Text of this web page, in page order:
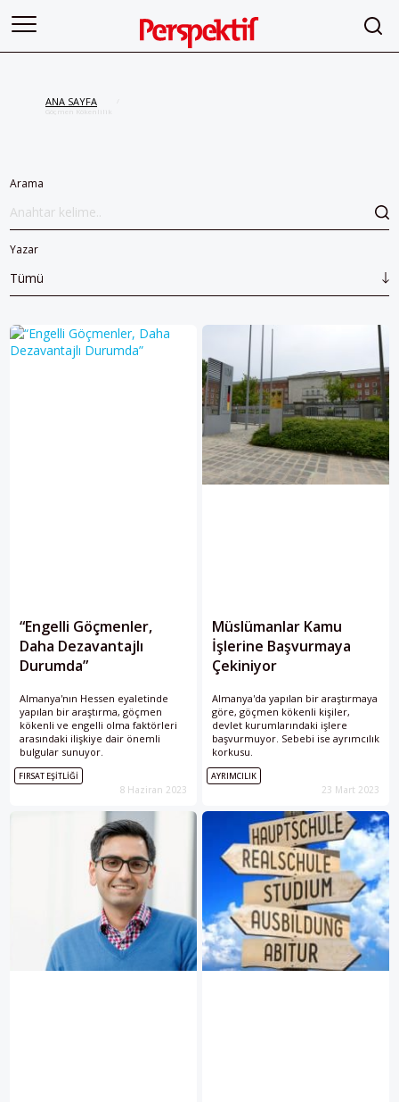
ANA SAYFA
Göçmen Kökenlilik
Arama
Yazar
Tümü
“Engelli Göçmenler,
Daha Dezavantajlı
Durumda”
Almanya'nın Hessen eyaletinde
yapılan bir araştırma, göçmen
kökenli ve engelli olma faktörleri
arasındaki ilişkiye dair önemli
bulgular sunuyor.
FIRSAT EŞITLIĞI
8 Haziran 2023
Müslümanlar Kamu
İşlerine Başvurmaya
Çekiniyor
Almanya'da yapılan bir araştırmaya
göre, göçmen kökenli kişiler,
devlet kurumlarındaki işlere
başvurmuyor. Sebebi ise ayrımcılık
korkusu.
AYRIMCILIK
23 Mart 2023